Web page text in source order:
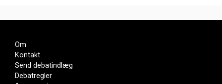
Om
Kontakt
Send debatindlæg
Debatregler